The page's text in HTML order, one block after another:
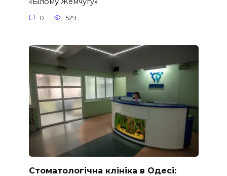
0 529
Стоматологічна клініка в Одесі: